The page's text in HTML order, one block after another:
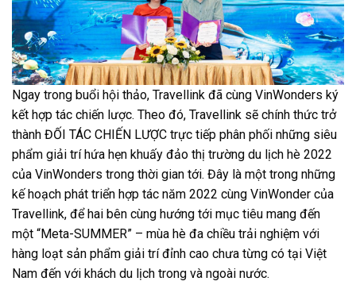
Ngay trong buổi hội thảo, Travellink đã cùng VinWonders ký
kết hợp tác chiến lược. Theo đó, Travellink sẽ chính thức trở
thành ĐỐI TÁC CHIẾN LƯỢC trực tiếp phân phối những siêu
phẩm giải trí hứa hẹn khuấy đảo thị trường du lịch hè 2022
của VinWonders trong thời gian tới. Đây là một trong những
kế hoạch phát triển hợp tác năm 2022 cùng VinWonder của
Travellink, để hai bên cùng hướng tới mục tiêu mang đến
một “Meta-SUMMER” – mùa hè đa chiều trải nghiệm với
hàng loạt sản phẩm giải trí đỉnh cao chưa từng có tại Việt
Nam đến với khách du lịch trong và ngoài nước.